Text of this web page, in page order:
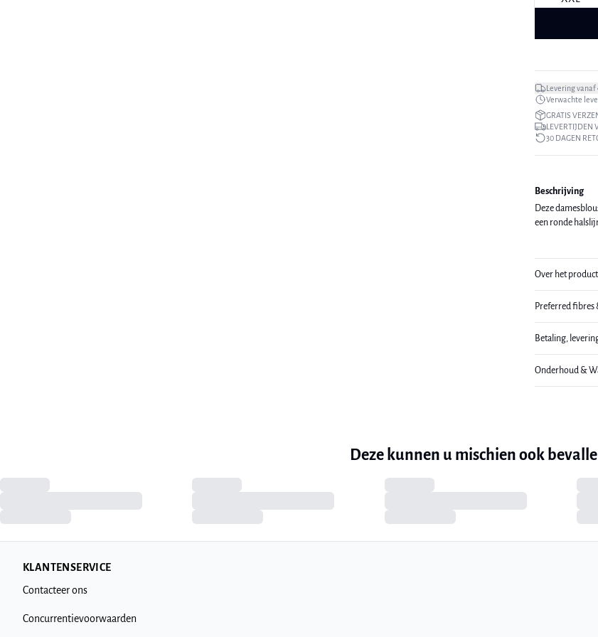
Levering vanaf
Verwachte
GRATIS
LEVERTIJDEN
30 DAGEN
Beschrijving
Deze
een ronde
Over het product
Preferred fibres
Betaling,
Onderhoud &
Deze kunnen u mischien ook
KLANTENSERVICE
Contacteer ons
Concurrentievoorwaarden